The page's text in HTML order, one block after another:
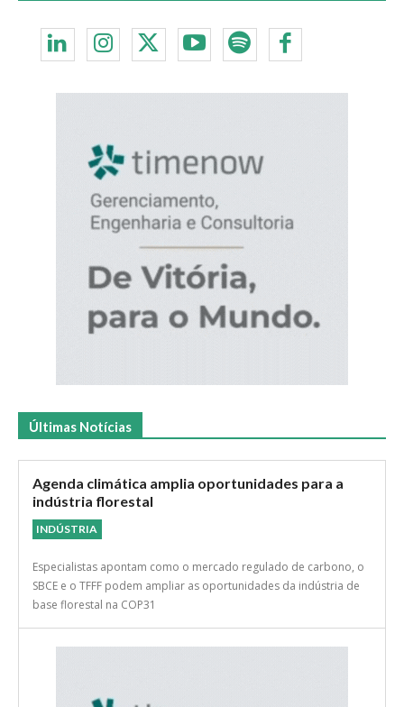
Últimas Notícias
Agenda climática amplia oportunidades para a
indústria florestal
INDÚSTRIA
Especialistas apontam como o mercado regulado de carbono, o
SBCE e o TFFF podem ampliar as oportunidades da indústria de
base florestal na COP31